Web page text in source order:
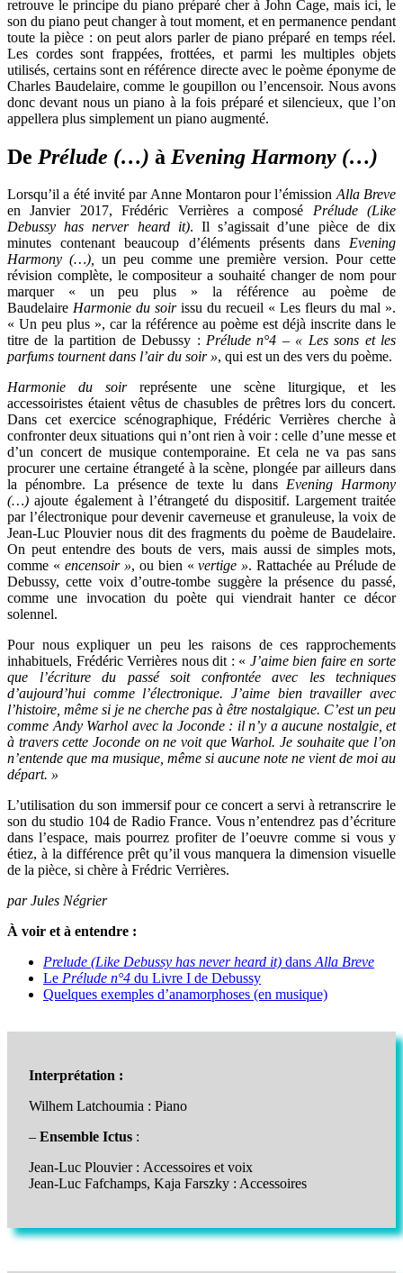
retrouve le principe du piano préparé cher à John Cage, mais ici, le
son du piano peut changer à tout moment, et en permanence pendant
toute la pièce : on peut alors parler de piano préparé en temps réel.
Les cordes sont frappées, frottées, et parmi les multiples objets
utilisés, certains sont en référence directe avec le poème éponyme de
Charles Baudelaire, comme le goupillon ou l’encensoir. Nous avons
donc devant nous un piano à la fois préparé et silencieux, que l’on
appellera plus simplement un piano augmenté.
De Prélude (…) à Evening Harmony (…)
Lorsqu’il a été invité par Anne Montaron pour l’émissionAlla Breve
en Janvier 2017, Frédéric Verrières a composé Prélude (Like
Debussy has nerver heard it). Il s’agissait d’une pièce de dix
minutes contenant beaucoup d’éléments présents dans Evening
Harmony (…), un peu comme une première version. Pour cette
révision complète, le compositeur a souhaité changer de nom pour
marquer « un peu plus » la référence au poème de
Baudelaire Harmonie du soirissu du recueil « Les fleurs du mal ».
« Un peu plus », car la référence au poème est déjà inscrite dans le
titre de la partition de Debussy : Prélude n°4 – « Les sons et les
parfums tournent dans l’air du soir », qui est un des vers du poème.
Harmonie du soirreprésente une scène liturgique, et les
accessoiristes étaient vêtus de chasubles de prêtres lors du concert.
Dans cet exercice scénographique, Frédéric Verrières cherche à
confronter deux situations qui n’ont rien à voir : celle d’une messe et
d’un concert de musique contemporaine. Et cela ne va pas sans
procurer une certaine étrangeté à la scène, plongée par ailleurs dans
la pénombre. La présence de texte lu dans Evening Harmony
(…) ajoute également à l’étrangeté du dispositif. Largement traitée
par l’électronique pour devenir caverneuse et granuleuse, la voix de
Jean-Luc Plouvier nous dit des fragments du poème de Baudelaire.
On peut entendre des bouts de vers, mais aussi de simples mots,
comme « encensoir », ou bien «vertige ». Rattachée au Prélude de
Debussy, cette voix d’outre-tombe suggère la présence du passé,
comme une invocation du poète qui viendrait hanter ce décor
solennel.
Pour nous expliquer un peu les raisons de ces rapprochements
inhabituels, Frédéric Verrières nous dit : « J’aime bien faire en sorte
que l’écriture du passé soit confrontée avec les techniques
d’aujourd’hui comme l’électronique. J’aime bien travailler avec
l’histoire, même si je ne cherche pas à être nostalgique. C’est un peu
comme Andy Warhol avec la Joconde : il n’y a aucune nostalgie, et
à travers cette Joconde on ne voit que Warhol. Je souhaite que l’on
n’entende que ma musique, même si aucune note ne vient de moi au
départ. »
L’utilisation du son immersif pour ce concert a servi à retranscrire le
son du studio 104 de Radio France. Vous n’entendrez pas d’écriture
dans l’espace, mais pourrez profiter de l’oeuvre comme si vous y
étiez, à la différence prêt qu’il vous manquera la dimension visuelle
de la pièce, si chère à Frédric Verrières.
par Jules Négrier
À voir et à entendre :
Prelude (Like Debussy has never heard it) dansAlla Breve
Le Prélude n°4 du Livre I de Debussy
Quelques exemples d’anamorphoses (en musique)
Interprétation :
Wilhem Latchoumia : Piano
– Ensemble Ictus :
Jean-Luc Plouvier : Accessoires et voix
Jean-Luc Fafchamps, Kaja Farszky : Accessoires